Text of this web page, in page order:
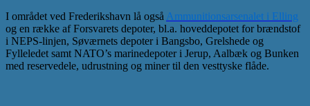
I området ved Frederikshavn lå også Ammunitionsarsenalet i Elling
og en række af Forsvarets depoter, bl.a. hoveddepotet for brændstof
i NEPS-linjen, Søværnets depoter i Bangsbo, Grelshede og
Fylleledet samt NATO’s marinedepoter i Jerup, Aalbæk og Bunken
med reservedele, udrustning og miner til den vesttyske flåde.